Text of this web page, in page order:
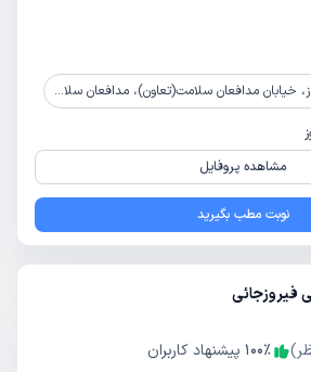
سلامت(تعاون)، مدافعان سلامت 3(تعاون 3)، جنب عمارت مجد، ساختمان کیان، طبقه 1، زنگ 2
مشاهده پروفایل
نوبت مطب بگیرید
فیروزجائی
100٪ پیشنهاد کاربران